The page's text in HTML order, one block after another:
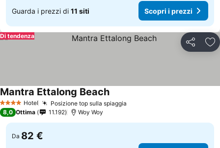
Guarda i prezzi di 11 siti Scopri i prezzi
Condividi
Di tendenza
4 Stelle Hotel Posizione top sulla spiaggia
Mantra Ettalong Beach
8,0 Ottima 11.192 Woy Woy
Da 82 €